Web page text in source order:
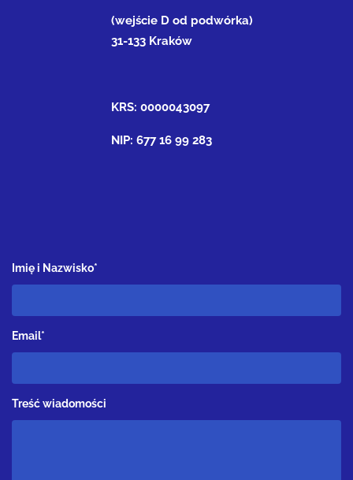
(wejście D od podwórka)
31-133 Kraków
KRS: 0000043097
NIP: 677 16 99 283
Imię i Nazwisko*
Email*
Treść wiadomości